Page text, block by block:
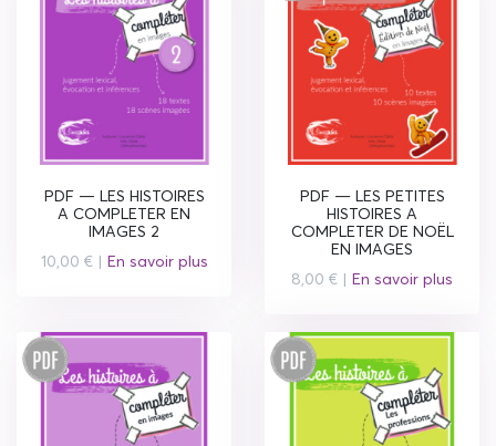
PDF — LES HISTOIRES
A COMPLETER EN
IMAGES 2
10,00 € | En savoir plus
PDF — LES PETITES
HISTOIRES A
COMPLETER DE NOËL
EN IMAGES
8,00 € | En savoir plus